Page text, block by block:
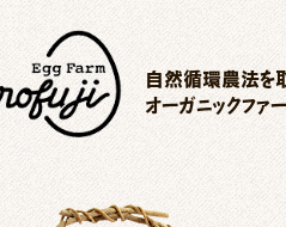
自然循環農法を
オーガニックファ